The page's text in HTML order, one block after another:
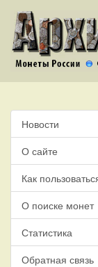
Новости
О сайте
Как
О поиске монет
Статистика
Обратная связь